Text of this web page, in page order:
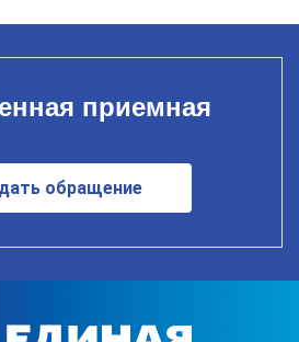
приемная
обращение